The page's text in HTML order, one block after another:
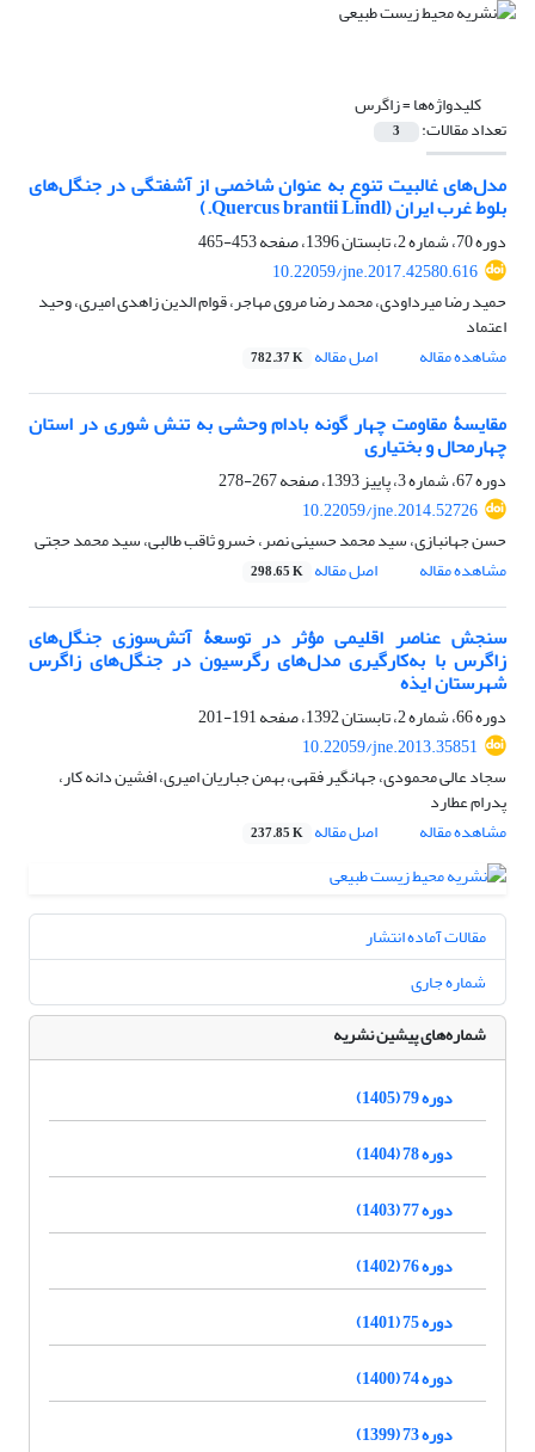
کلیدواژه‌ها =زاگرس
تعداد مقالات: 3
مدل‌های غالبیت تنوع به عنوان شاخصی از آشفتگی‌ در جنگل‌های
بلوط غرب ایران (Quercus brantii Lindl.)
دوره 70، شماره 2، تابستان 1396، صفحه
453-465
10.22059/jne.2017.42580.616
حمید رضا میرداودی، محمد رضا مروی مهاجر، قوام الدین زاهدی امیری، وحید
اعتماد
مشاهده مقاله
اصل مقاله 782.37 K
مقایسۀ مقاومت چهار گونه بادام وحشی به تنش شوری ‌در استان
چهارمحال و بختیاری
دوره 67، شماره 3، پاییز 1393، صفحه
267-278
10.22059/jne.2014.52726
حسن جهانبازی، سید محمد حسینی نصر، خسرو ثاقب طالبی، سید محمد حجتی
مشاهده مقاله
اصل مقاله 298.65 K
سنجش عناصر اقلیمی مؤثر در توسعۀ آتش‌سوزی جنگل‌های
زاگرس با به‌کارگیری مدل‌های رگرسیون در جنگل‌های زاگرس
شهرستان ایذه
دوره 66، شماره 2، تابستان 1392، صفحه
191-201
10.22059/jne.2013.35851
سجاد عالی محمودی، جهانگیر فقهی، بهمن جباریان امیری، افشین دانه کار،
پدرام عطارد
مشاهده مقاله
اصل مقاله 237.85 K
مقالات آماده انتشار
شماره جاری
شماره‌های پیشین نشریه
دوره 79 (1405)
دوره 78 (1404)
دوره 77 (1403)
دوره 76 (1402)
دوره 75 (1401)
دوره 74 (1400)
دوره 73 (1399)